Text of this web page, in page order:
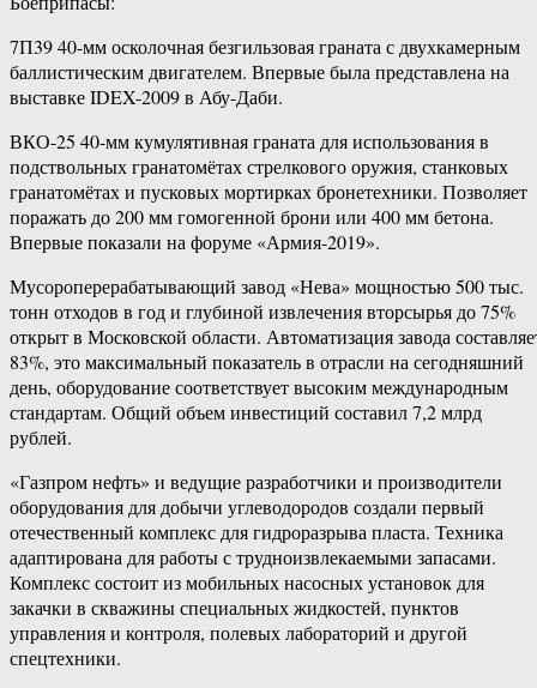
7П39 40-мм осколочная безгильзовая граната с двухкамерным
баллистическим двигателем. Впервые была представлена на
выставке IDEX-2009 в Абу-Даби.
ВКО-25 40-мм кумулятивная граната для использования в
подствольных гранатомётах стрелкового оружия, станковых
гранатомётах и пусковых мортирках бронетехники. Позволяет
поражать до 200 мм гомогенной брони или 400 мм бетона.
Впервые показали на форуме «Армия-2019».
Мусороперерабатывающий завод «Нева» мощностью 500 тыс.
тонн отходов в год и глубиной извлечения вторсырья до 75%
открыт в Московской области. Автоматизация завода
83%, это максимальный показатель в отрасли на сегодняшний
день, оборудование соответствует высоким международным
стандартам. Общий объем инвестиций составил 7,2 млрд
рублей.
«Газпром нефть» и ведущие разработчики и производители
оборудования для добычи углеводородов создали первый
отечественный комплекс для гидроразрыва пласта. Техника
адаптирована для работы с трудноизвлекаемыми запасами.
Комплекс состоит из мобильных насосных установок для
закачки в скважины специальных жидкостей, пунктов
управления и контроля, полевых лабораторий и другой
спецтехники.